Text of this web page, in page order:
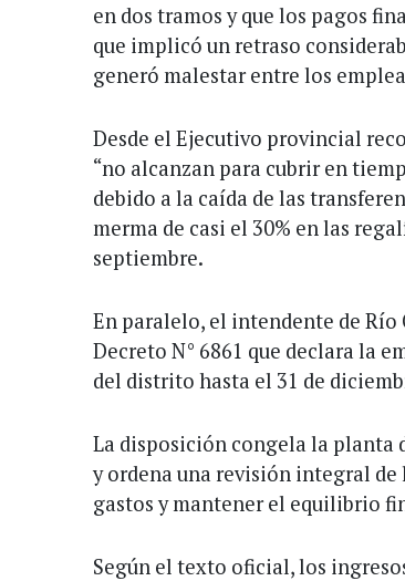
en dos tramos y que los pagos
que implicó un retraso
generó malestar entre los
Desde el Ejecutivo provincial
“no alcanzan para cubrir en
debido a la caída de las
merma de casi el 30% en las
septiembre.
En paralelo, el intendente de Río
Decreto N° 6861 que declara la
del distrito hasta el 31 de
La disposición congela la planta
y ordena una revisión integral
gastos y mantener el equilibrio
Según el texto oficial, los